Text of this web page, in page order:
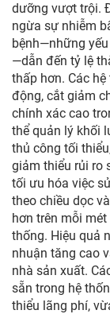
dưỡng vượt trội.
ngừa sự nhiễm
bệnh—những
—dẫn đến tỷ lệ
thấp hơn. Các
động, cắt giảm
chính xác cao
thể quản lý khối
thủ công tối
giảm thiểu rủi ro
tối ưu hóa việc
theo chiều dọc
hơn trên mỗi
thống. Hiệu quả
nhuận tăng cao
nhà sản xuất.
sẵn trong hệ
thiểu lãng phí,